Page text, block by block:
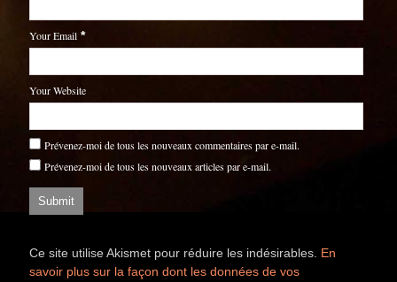
Your Email *
Your Website
Prévenez-moi de tous les nouveaux commentaires par e-mail.
Prévenez-moi de tous les nouveaux articles par e-mail.
Ce site utilise Akismet pour réduire les indésirables. En
savoir plus sur la façon dont les données de vos